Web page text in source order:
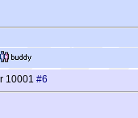
10001 #6